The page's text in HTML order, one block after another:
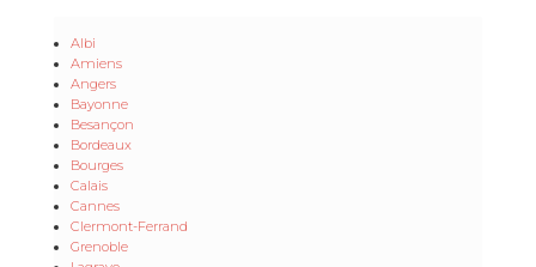
Albi
Amiens
Angers
Bayonne
Besançon
Bordeaux
Bourges
Calais
Cannes
Clermont-Ferrand
Grenoble